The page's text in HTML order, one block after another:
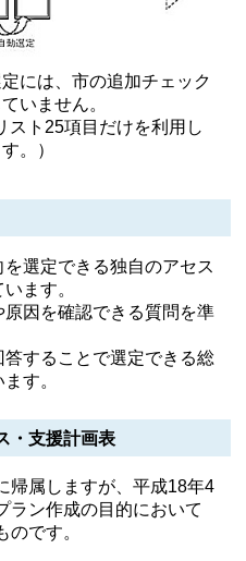
には、市の追加チェック
いません。
スト25項目だけを利用し
。）
選定できる独自のアセス
ます。
因を確認できる質問を準
することで選定できる総
す。
・支援計画表
帰属しますが、平成18年4
ラン作成の目的において
です。